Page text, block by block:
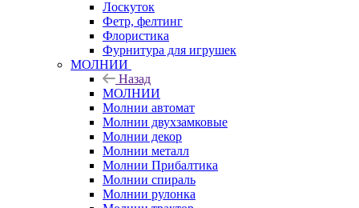
Лоскуток
Фетр, фелтинг
Флористика
Фурнитура для игрушек
МОЛНИИ
Назад
МОЛНИИ
Молнии автомат
Молнии двухзамковые
Молнии декор
Молнии металл
Молнии Прибалтика
Молнии спираль
Молнии рулонка